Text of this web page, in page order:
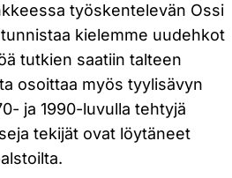
työskentelevän Ossi
kielemme uudehkot
tutkien saatiin talteen
osoittaa myös tyylisävyn
ja 1990-luvulla tehtyjä
tekijät ovat löytäneet